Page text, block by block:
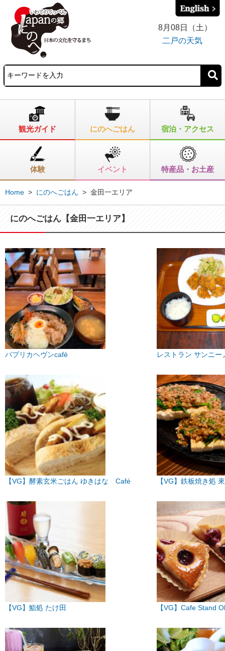
8月08日（土）
二戸の天気
観光ガイド にのへごはん 宿泊・アクセス
体験 イベント 特産品・お土産
Home > にのへごはん > 金田一エリア
にのへごはん【金田一エリア】
パプリカヘヴンcafé レストラン サンニー
【VG】酵素玄米ごはん ゆきはな Café 【VG】鉄板焼き処 來
【VG】鮨処 たけ田 【VG】Cafe Stand